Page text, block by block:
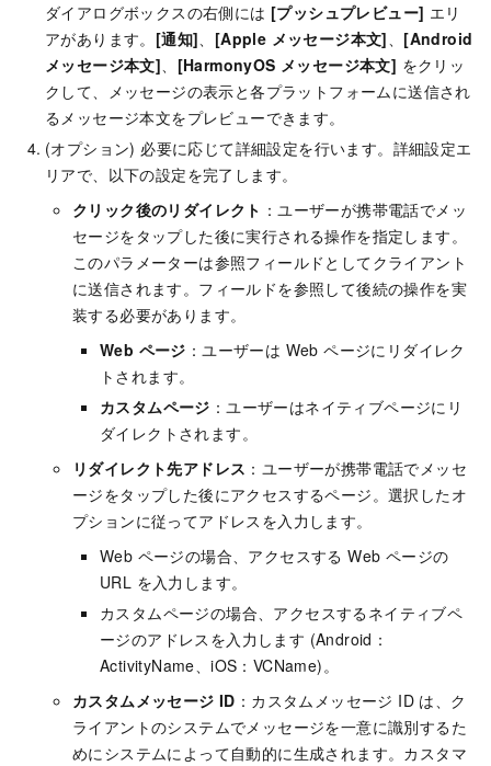
ダイアログボックスの右側には [プッシュプレビュー] エリ
アがあります。 [通知]、 [Apple メッセージ本文]、 [Android
メッセージ本文]、 [HarmonyOS メッセージ本文] をクリッ
クして、メッセージの表示と各プラットフォームに送信され
るメッセージ本文をプレビューできます。
(オプション) 必要に応じて詳細設定を行います。詳細設定エ
リアで、以下の設定を完了します。
クリック後のリダイレクト ：ユーザーが携帯電話でメッ
セージをタップした後に実行される操作を指定します。
このパラメーターは参照フィールドとしてクライアント
に送信されます。フィールドを参照して後続の操作を実
装する必要があります。
Web ページ ：ユーザーは Web ページにリダイレク
トされます。
カスタムページ ：ユーザーはネイティブページにリ
ダイレクトされます。
リダイレクト先アドレス ：ユーザーが携帯電話でメッセ
ージをタップした後にアクセスするページ。選択したオ
プションに従ってアドレスを入力します。
Web ページの場合、アクセスする Web ページの
URL を入力します。
カスタムページの場合、アクセスするネイティブペ
ージのアドレスを入力します (Android：
ActivityName、iOS：VCName)。
カスタムメッセージ ID ：カスタムメッセージ ID は、ク
ライアントのシステムでメッセージを一意に識別するた
めにシステムによって自動的に生成されます。カスタマ